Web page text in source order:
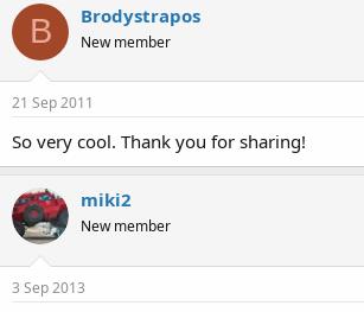
aB Brodystrapos
New member
21 Sep 2011
So very cool. Thank you for sharing!
miki2
New member
3 Sep 2013